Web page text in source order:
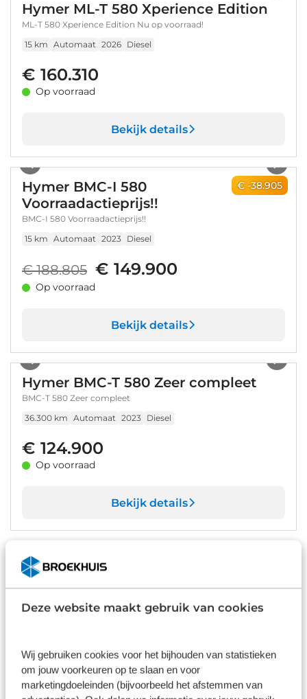
Deze website maakt gebruik van cookies
Wij gebruiken cookies voor het bijhouden van statistieken
om jouw voorkeuren op te slaan en voor
marketingdoeleinden (bijvoorbeeld het afstemmen van
Hymer ML-T 580 Xperience Edition
ML-T 580 Xperience Edition Nu op voorraad!
15 km Automaat 2026 Diesel
€ 160.310
Op voorraad
Bekijk details
€ -38.905
Hymer BMC-I 580
Voorraadactieprijs!!
BMC-I 580 Voorraadactieprijs!!
15 km Automaat 2023 Diesel
€ 188.805 € 149.900
Op voorraad
Bekijk details
Hymer BMC-T 580 Zeer compleet
BMC-T 580 Zeer compleet
36.300 km Automaat 2023 Diesel
€ 124.900
Op voorraad
Bekijk details
Hymer BMC-I 680 Modeljaar 2026
Facelift op voorraad!!
BMC-I 680 Modeljaar 2026 Facelift op voorraad!!
15 km
Automaat 2026 Diesel
Op voorraad